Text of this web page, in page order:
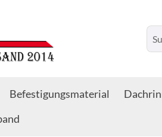
Befestigungsmaterial